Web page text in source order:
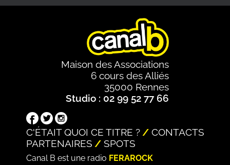
Maison des Associations
6 cours des Alliés
35000 Rennes
Studio : 02 99 52 77 66
C'ÉTAIT QUOI CE TITRE ?
CONTACTS
PARTENAIRES
SPOTS
Canal B est une radio FERAROCK